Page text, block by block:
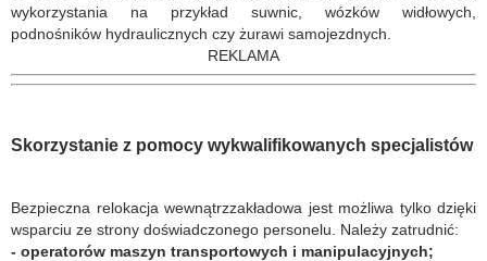
wykorzystania na przykład suwnic, wózków widłowych,
podnośników hydraulicznych czy żurawi samojezdnych.
REKLAMA
Skorzystanie z pomocy wykwalifikowanych specjalistów
Bezpieczna relokacja wewnątrzzakładowa jest możliwa tylko dzięki
wsparciu ze strony doświadczonego personelu. Należy zatrudnić:
- operatorów maszyn transportowych i manipulacyjnych;